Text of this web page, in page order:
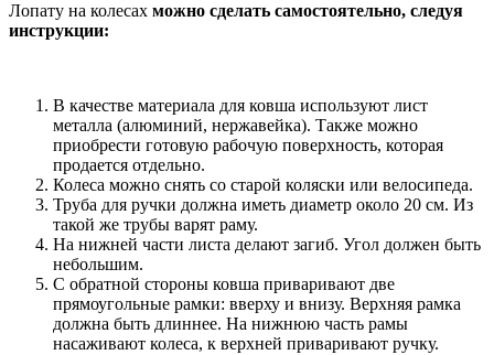
Лопату на колесах можно сделать самостоятельно, следуя
инструкции:
В качестве материала для ковша используют лист
металла (алюминий, нержавейка). Также можно
приобрести готовую рабочую поверхность, которая
продается отдельно.
Колеса можно снять со старой коляски или велосипеда.
Труба для ручки должна иметь диаметр около 20 см. Из
такой же трубы варят раму.
На нижней части листа делают загиб. Угол должен быть
небольшим.
С обратной стороны ковша приваривают две
прямоугольные рамки: вверху и внизу. Верхняя рамка
должна быть длиннее. На нижнюю часть рамы
насаживают колеса, к верхней приваривают ручку.